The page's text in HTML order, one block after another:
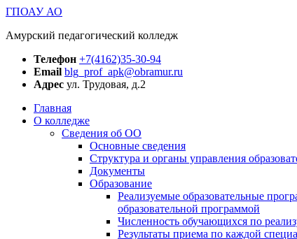
ГПОАУ АО
Амурский педагогический колледж
Телефон +7(4162)35-30-94
Email blg_prof_apk@obramur.ru
Адрес ул. Трудовая, д.2
Главная
О колледже
Сведения об ОО
Основные сведения
Структура и органы управления
Документы
Образование
Реализуемые образовательные
образовательной программой
Численность обучающихся по
Результаты приема по каждой